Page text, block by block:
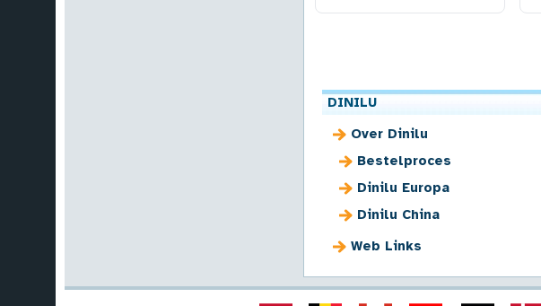
DINILU
Over Dinilu
Bestelproces
Dinilu Europa
Dinilu China
Web Links